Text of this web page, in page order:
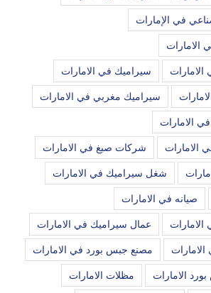
في الإمارات
الامارات
سيراميك في الامارات
سيراميك مغربي في الامارات
الامارات
الامارات شركات صبغ في الامارات
شغل سيراميك في الامارات
صيانه في الامارات
عمال سيراميك في الامارات
مصنع جبس بورد في الامارات
الامارات مظلات الامارات